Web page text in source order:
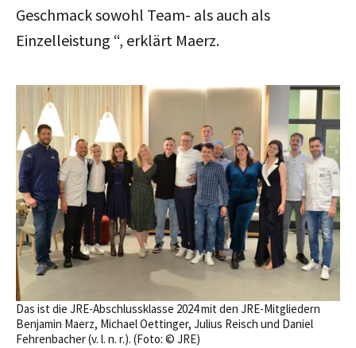
Geschmack sowohl Team- als auch als
Einzelleistung “, erklärt Maerz.
Das ist die JRE-Abschlussklasse 2024 mit den JRE-Mitgliedern
Benjamin Maerz, Michael Oettinger, Julius Reisch und Daniel
Fehrenbacher (v. l. n. r.). (Foto: © JRE)